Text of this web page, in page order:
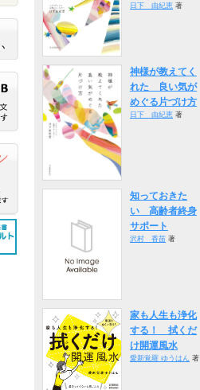
日下 由紀恵 著
神様が教えてく
れた 良い気が
めぐる片づけ方
日下 由紀恵 著
知っておきた
い 高齢者終身
サポート
沢村 香苗 著
家も人生も浄化
する！ 拭くだ
け開運風水
愛新覚羅 ゆうはん 著